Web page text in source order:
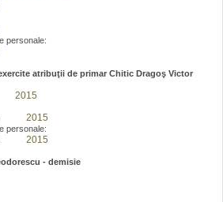
personale:
atribuţii de primar Chitic Dragoş Victor
2015
2015
personale:
2015
- demisie